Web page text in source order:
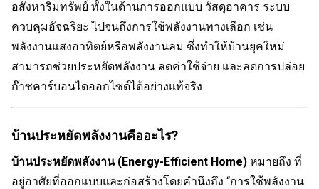
อสังหาริมทรัพย์ ทั้งในด้านการออกแบบ วัสดุอาคาร ระบบ
ควบคุมอัจฉริยะ ไปจนถึงการใช้พลังงานทางเลือก เช่น
พลังงานแสงอาทิตย์หรือพลังงานลม ซึ่งทำให้บ้านยุคใหม่
สามารถช่วยประหยัดพลังงาน ลดค่าใช้จ่าย และลดการปล่อย
ก๊าซคาร์บอนไดออกไซด์ได้อย่างแท้จริง
บ้านประหยัดพลังงานคืออะไร?
บ้านประหยัดพลังงาน (Energy-Efficient Home) หมายถึง ที่
อยู่อาศัยที่ออกแบบและก่อสร้างโดยคำนึงถึง “การใช้พลังงาน